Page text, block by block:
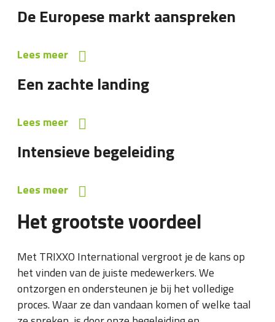
De Europese markt aanspreken
Lees meer
Een zachte landing
Lees meer
Intensieve begeleiding
Lees meer
Het grootste voordeel
Met TRIXXO International vergroot je de kans op
het vinden van de juiste medewerkers. We
ontzorgen en ondersteunen je bij het volledige
proces. Waar ze dan vandaan komen of welke taal